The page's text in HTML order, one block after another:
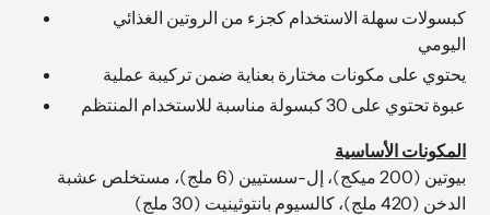
كبسولات سهلة الاستخدام كجزء من الروتين الغذائي
اليومي
يحتوي على مكونات مختارة بعناية ضمن تركيبة عملية
عبوة تحتوي على 30 كبسولة مناسبة للاستخدام المنتظم
المكونات الأساسية
بيوتين (200 ميكج)، إل-سستيين (6 ملج)، مستخلص عشبة
الدخن (420 ملج)، كالسيوم بانتوثينيت (30 ملج)